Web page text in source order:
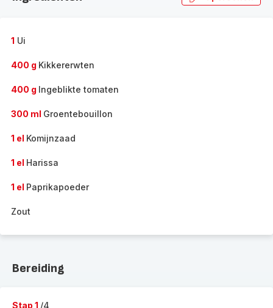
1 Ui
400 g Kikkererwten
400 g Ingeblikte tomaten
300 ml Groentebouillon
1 el Komijnzaad
1 el Harissa
1 el Paprikapoeder
Zout
Bereiding
Stap 1 /4